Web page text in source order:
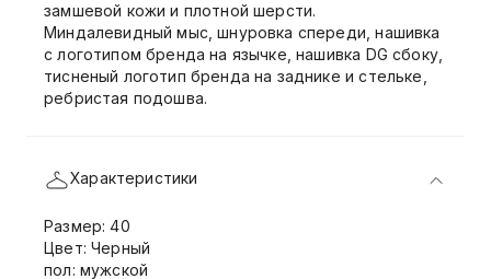
замшевой кожи и плотной шерсти.
Миндалевидный мыс, шнуровка спереди, нашивка
с логотипом бренда на язычке, нашивка DG сбоку,
тисненый логотип бренда на заднике и стельке,
ребристая подошва.
Характеристики
Размер: 40
Цвет: Черный
пол: мужской